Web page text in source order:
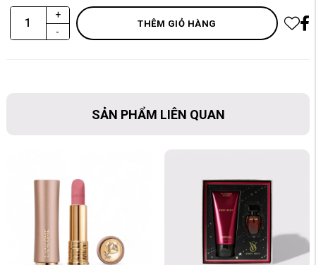
+
-
THÊM GIỎ HÀNG
SẢN PHẨM LIÊN QUAN